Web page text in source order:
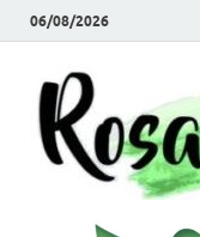
06/08/2026